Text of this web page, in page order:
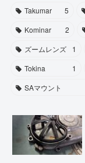
Takumar
5
Kominar
2
ズームレンズ
1
Tokina
1
SAマウント